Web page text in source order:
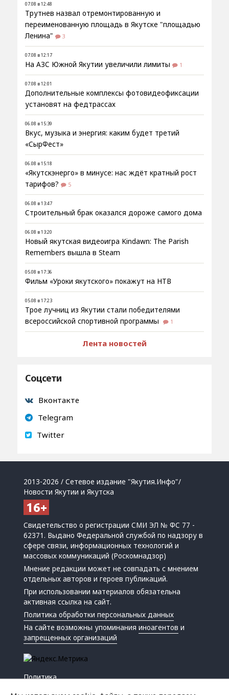
07.08 в 12:48
Трутнев назвал отремонтированную и
переименованную площадь в Якутске "площадью
Ленина"
3
07.08 в 12:17
На АЗС Южной Якутии увеличили лимиты 1
07.08 в 12:01
Дополнительные комплексы фотовидеофиксации
установят на федтрассах
06.08 в 15:39
Вкус, музыка и энергия: каким будет третий
«СырФест»
06.08 в 15:18
«Якутскэнерго» в минусе: нас ждёт кратный рост
тарифов?
5
06.08 в 13:47
Строительный брак оказался дороже самого дома
06.08 в 13:20
Новый якутская видеоигра Kindawn: The Parish
Remembers вышла в Steam
05.08 в 17:36
Фильм «Уроки якутского» покажут на НТВ
05.08 в 17:23
Трое лучниц из Якутии стали победителями
всероссийской спортивной программы
1
Лента новостей
Соцсети
Вконтакте
Telegram
Twitter
2013-2026 / Сетевое издание "Якутия.Инфо"/
Новости Якутии и Якутска
Свидетельство о регистрации СМИ ЭЛ № ФС 77 -
62371. Выдано Федеральной службой по надзору в
сфере связи, информационных технологий и
массовых коммуникаций (Роскомнадзор)
Мнение редакции может не совпадать с мнением
отдельных авторов и героев публикаций.
При использовании материалов обязательна
активная ссылка на сайт.
Политика обработки персональных данных
На сайте возможны упоминанияиноагентов и
запрещенных организаций
Политика